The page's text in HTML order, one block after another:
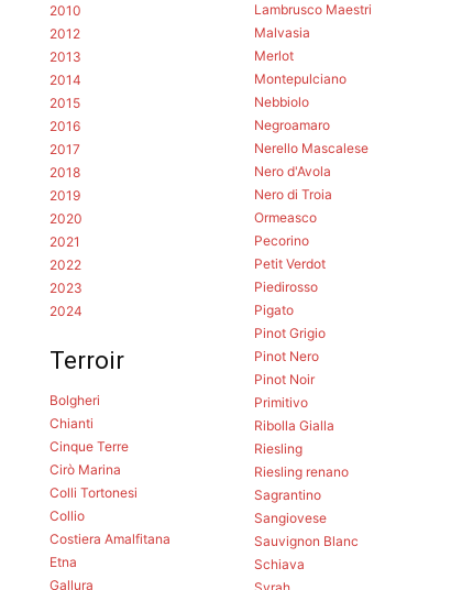
2010
2012
2013
2014
2015
2016
2017
2018
2019
2020
2021
2022
2023
2024
Terroir
Bolgheri
Chianti
Cinque Terre
Cirò Marina
Colli Tortonesi
Collio
Costiera Amalfitana
Etna
Gallura
Lambrusco Maestri
Malvasia
Merlot
Montepulciano
Nebbiolo
Negroamaro
Nerello Mascalese
Nero d'Avola
Nero di Troia
Ormeasco
Pecorino
Petit Verdot
Piedirosso
Pigato
Pinot Grigio
Pinot Nero
Pinot Noir
Primitivo
Ribolla Gialla
Riesling
Riesling renano
Sagrantino
Sangiovese
Sauvignon Blanc
Schiava